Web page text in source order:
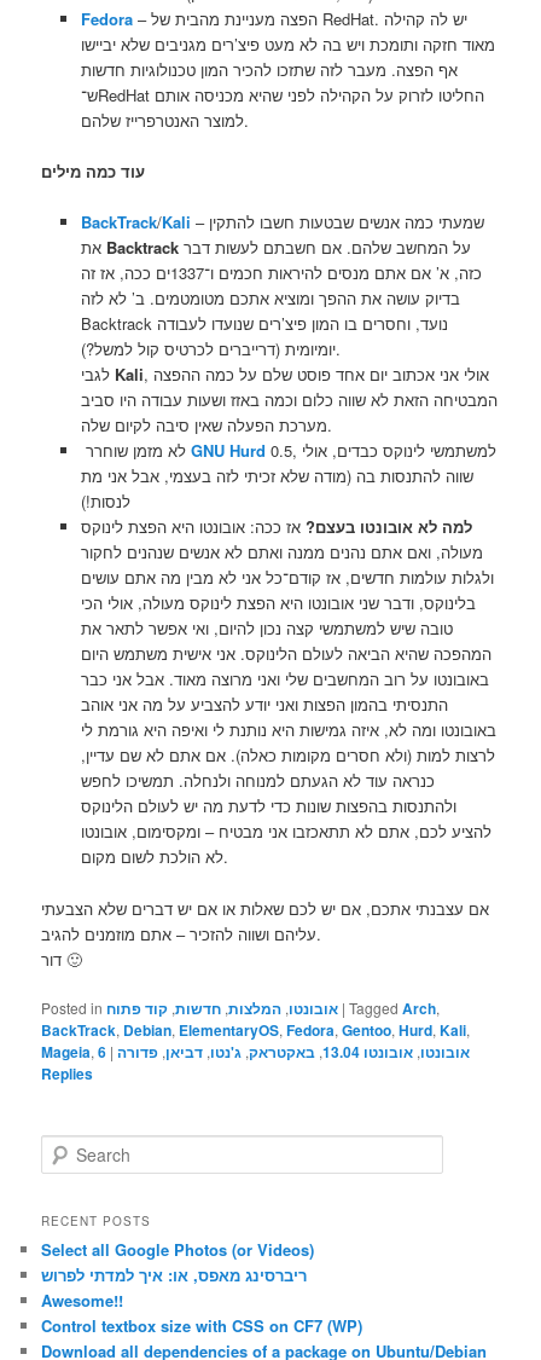
Fedora– הפצה מעניינת מהבית של RedHat. יש לה קהילה
מאוד חזקה ותומכת ויש בה לא מעט פיצ’רים מגניבים שלא יביישו
אף הפצה. מעבר לזה שתזכו להכיר המון טכנולוגיות חדשות
ש־RedHat החליטו לזרוק על הקהילה לפני שהיא מכניסה אותם
למוצר האנטרפרייז שלהם.
עוד כמה מילים
BackTrack/Kali – שמעתי כמה אנשים שבטעות חשבו להתקין
את Backtrackעל המחשב שלהם. אם חשבתם לעשות דבר
כזה, א’ אם אתם מנסים להיראות חכמים ו־1337ים ככה, אז זה
בדיוק עושה את ההפך ומוציא אתכם מטומטמים. ב’ לא לזה
Backtrack נועד, וחסרים בו המון פיצ’רים שנועדו לעבודה
יומיומית (דרייברים לכרטיס קול למשל?).
לגבי Kali, אולי אני אכתוב יום אחד פוסט שלם על כמה ההפצה
המבטיחה הזאת לא שווה כלום וכמה באזז ושעות עבודה היו סביב
מערכת הפעלה שאין סיבה לקיום שלה.
לא מזמן שוחרר GNU Hurd 0.5, למשתמשי לינוקס כבדים, אולי
שווה להתנסות בה (מודה שלא זכיתי לזה בעצמי, אבל אני מת
לנסות!)
למה לא אובונטו בעצם? אז ככה: אובונטו היא הפצת לינוקס
מעולה, ואם אתם נהנים ממנה ואתם לא אנשים שנהנים לחקור
ולגלות עולמות חדשים, אז קודם־כל אני לא מבין מה אתם עושים
בלינוקס, ודבר שני אובונטו היא הפצת לינוקס מעולה, אולי הכי
טובה שיש למשתמשי קצה נכון להיום, ואי אפשר לתאר את
המהפכה שהיא הביאה לעולם הלינוקס. אני אישית משתמש היום
באובונטו על רוב המחשבים שלי ואני מרוצה מאוד. אבל אני כבר
התנסיתי בהמון הפצות ואני יודע להצביע על מה אני אוהב
באובונטו ומה לא, איזה גמישות היא נותנת לי ואיפה היא גורמת לי
לרצות למות (ולא חסרים מקומות כאלה). אם אתם לא שם עדיין,
כנראה עוד לא הגעתם למנוחה ולנחלה. תמשיכו לחפש
ולהתנסות בהפצות שונות כדי לדעת מה יש לעולם הלינוקס
להציע לכם, אתם לא תתאכזבו אני מבטיח – ומקסימום, אובונטו
לא הולכת לשום מקום.
אם עצבנתי אתכם, אם יש לכם שאלות או אם יש דברים שלא הצבעתי
עליהם ושווה להזכיר – אתם מוזמנים להגיב.
דור 🙂
Posted in אובונטו, המלצות, חדשות, קוד פתוח |Tagged Arch,
BackTrack, Debian, ElementaryOS,Fedora,Gentoo,Hurd,Kali,
Mageia, אובונטו, אובונטו 13.04 , באקטראק, ג'נטו, דביאן, פדורה |
6
Replies
e
r
h
RECENT POSTS
Select all Google Photos (or Videos)
ריברסינג מאפס, או: איך למדתי לפרוש
Awesome!!
Control textbox size with CSS on CF7 (WP)
Download all dependencies of a package on Ubuntu/Debian